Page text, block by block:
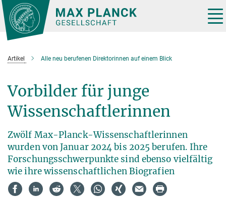
Hauptinhalt
Artikel Alle neu berufenen Direktorinnen auf einem Blick
Vorbilder für junge
Wissenschaftlerinnen
Zwölf Max-Planck-Wissenschaftlerinnen
wurden von Januar 2024 bis 2025 berufen. Ihre
Forschungsschwerpunkte sind ebenso vielfältig
wie ihre wissenschaftlichen Biografien